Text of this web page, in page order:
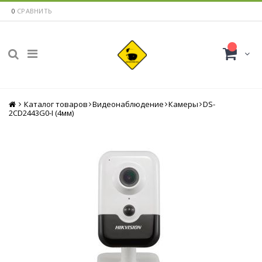
0 СРАВНИТЬ
Главная
Каталог товаров Видеонаблюдение Камеры DS-
2CD2443G0-I (4мм)